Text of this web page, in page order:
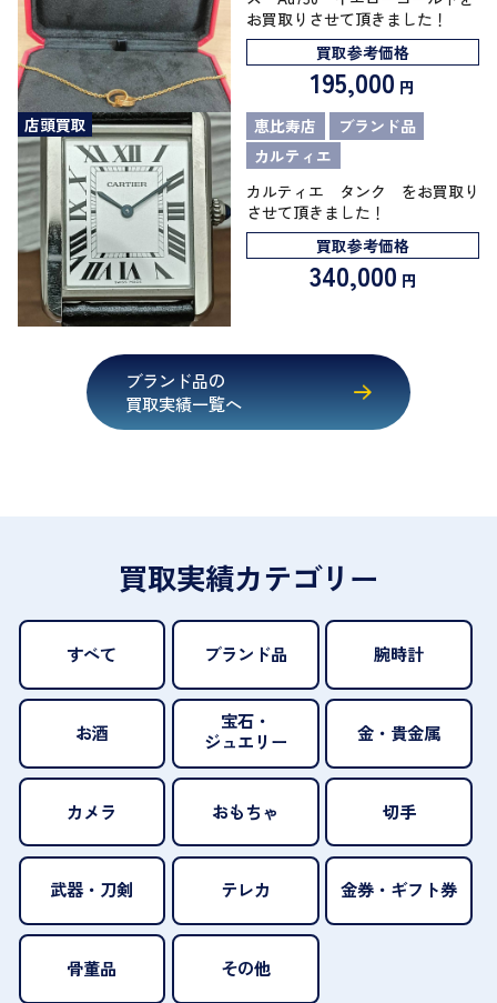
お買取りさせて頂きました！
買取参考価格
195,000 円
店頭買取
恵比寿店
ブランド品
カルティエ
カルティエ タンク をお買取り
させて頂きました！
買取参考価格
340,000 円
ブランド品の
買取実績一覧へ
買取実績カテゴリー
すべて ブランド品 腕時計
お酒
宝石・
ジュエリー
金・貴金属
カメラ おもちゃ 切手
武器・刀剣 テレカ 金券・ギフト券
骨董品 その他